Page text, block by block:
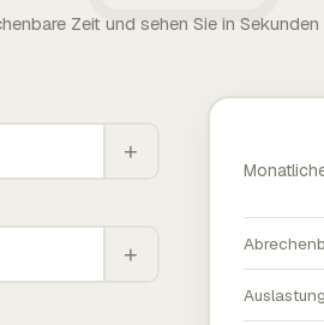
Zeit und sehen Sie in
+
+
Auslastung